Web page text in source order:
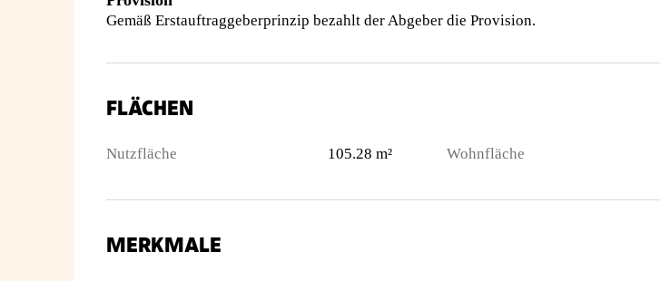
Gemäß Erstauftraggeberprinzip bezahlt der Abgeber die Provision.
FLÄCHEN
Nutzfläche 105.28 m² Wohnfläche
MERKMALE